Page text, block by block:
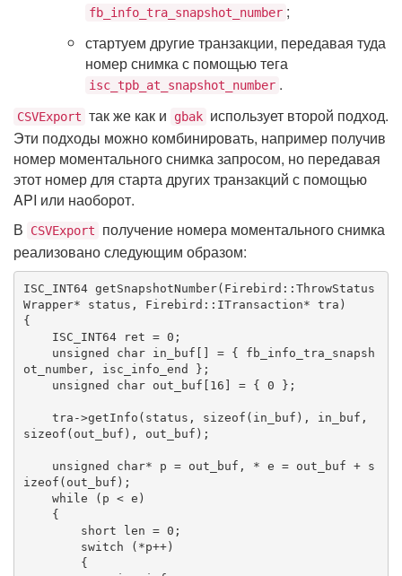
fb_info_tra_snapshot_number ;
стартуем другие транзакции, передавая туда
номер снимка с помощью тега
isc_tpb_at_snapshot_number .
CSVExport так же как и gbak использует второй подход.
Эти подходы можно комбинировать, например получив
номер моментального снимка запросом, но передавая
этот номер для старта других транзакций с помощью
API или наоборот.
В
CSVExport
получение номера моментального снимка
реализовано следующим образом:
ISC_INT64 getSnapshotNumber(Firebird::ThrowStatus
Wrapper* status, Firebird::ITransaction* tra)
{
    ISC_INT64 ret =
0 ;
unsigned
char in_buf[] = { fb_info_tra_snapsh
ot_number, isc_info_end };
unsigned
char out_buf[ 16 ] = { 0 };
    tra->getInfo(status,
sizeof
sizeof (out_buf), out_buf);
unsigned char* p = out_buf, * e = out_buf + s
izeof (out_buf);
while (p < e)
        short len =
0 ;
switch (*p++)